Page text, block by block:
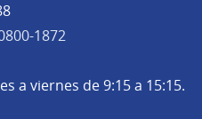
1872
a viernes de 9:15 a 15:15.